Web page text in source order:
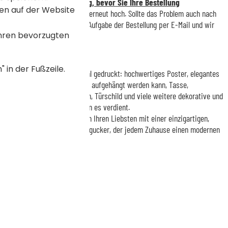
laden Sie Ihr Ausgangsbild erneut hoch. Sollte das Problem auch nach
kontaktieren Sie uns nach Aufgabe der Bestellung per E-Mail und wir
auf das Produkt Ihrer Wahl gedruckt: hochwertiges Poster, elegantes
Leinwand, die sofort aufgehängt werden kann, Tasse,
Kinderbesteckset, Kissen, Türschild und viele weitere dekorative und
genau den Auftritt, den es verdient.
Einweihung oder einfach, um Ihren Liebsten mit einer einzigartigen,
Freude zu machen – ein Hingucker, der jedem Zuhause einen modernen
auf der Website
bevorzugten
in der Fußzeile.